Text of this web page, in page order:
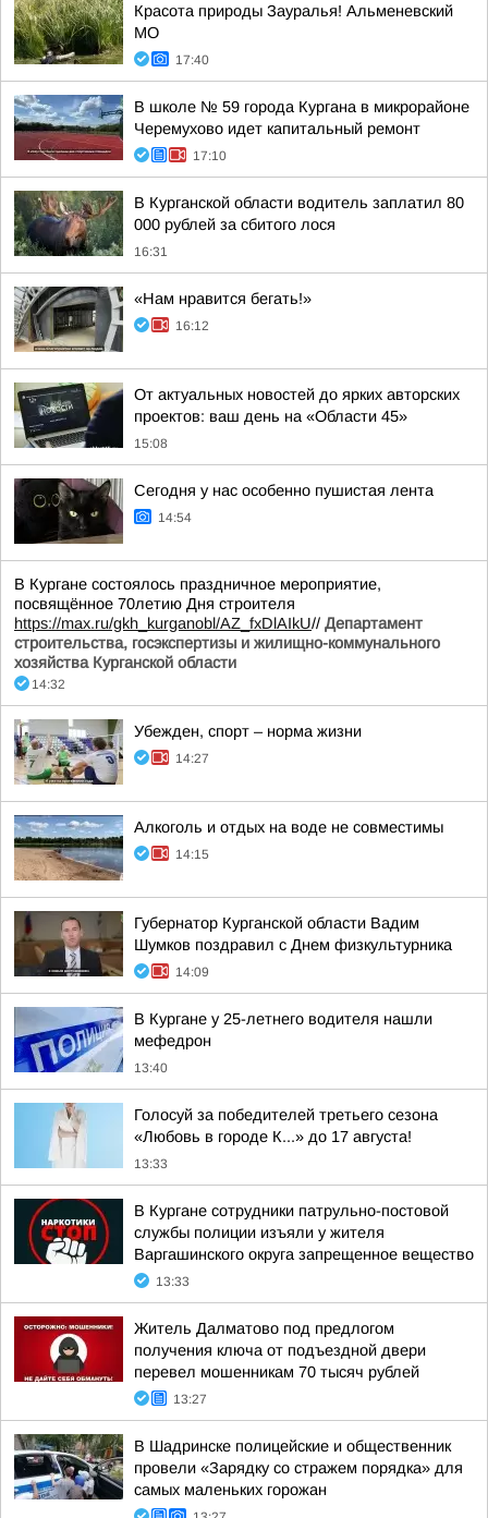
Красота природы Зауралья! Альменевский
МО
17:40
В школе № 59 города Кургана в микрорайоне
Черемухово идет капитальный ремонт
17:10
В Курганской области водитель заплатил 80
000 рублей за сбитого лося
16:31
«Нам нравится бегать!»
16:12
От актуальных новостей до ярких авторских
проектов: ваш день на «Области 45»
15:08
Сегодня у нас особенно пушистая лента
14:54
В Кургане состоялось праздничное мероприятие,
посвящённое 70летию Дня строителя
https://max.ru/gkh_kurganobl/AZ_fxDlAIkU// Департамент
строительства, госэкспертизы и жилищно-коммунального
хозяйства Курганской области
14:32
Убежден, спорт – норма жизни
14:27
Алкоголь и отдых на воде не совместимы
14:15
Губернатор Курганской области Вадим
Шумков поздравил с Днем физкультурника
14:09
В Кургане у 25-летнего водителя нашли
мефедрон
13:40
Голосуй за победителей третьего сезона
«Любовь в городе К...» до 17 августа!
13:33
В Кургане сотрудники патрульно-постовой
службы полиции изъяли у жителя
Варгашинского округа запрещенное вещество
13:33
Житель Далматово под предлогом
получения ключа от подъездной двери
перевел мошенникам 70 тысяч рублей
13:27
В Шадринске полицейские и общественник
провели «Зарядку со стражем порядка» для
самых маленьких горожан